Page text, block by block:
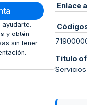
ayudarte.
y obtén
sin tener
Enlace
Título